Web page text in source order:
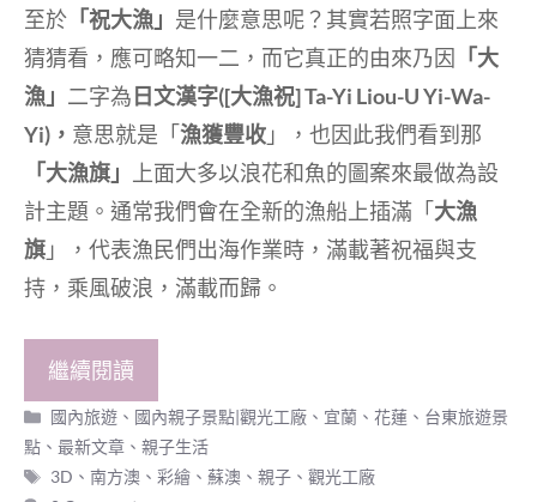
至於 「祝大漁」 是什麼意思呢？其實若照字面上來
猜猜看，應可略知一二，而它真正的由來乃因 「大
漁」 二字為 日文漢字([大漁祝] Ta-Yi Liou-U Yi-Wa-
Yi)， 意思就是「漁獲豐收 」，也因此我們看到那
「大漁旗」
上面大多以浪花和魚的圖案來最做為設
計主題。通常我們會在全新的漁船上插滿「大漁
旗 」，代表漁民們出海作業時，滿載著祝福與支
持，乘風破浪，滿載而歸。
繼續閱讀
分
類
國內旅遊 、 國內親子景點|觀光工廠 、 宜蘭、花蓮、台東旅遊景
點 、 最新文章 、 親子生活
標
籤
3D 、南方澳 、彩繪 、蘇澳 、親子 、觀光工廠